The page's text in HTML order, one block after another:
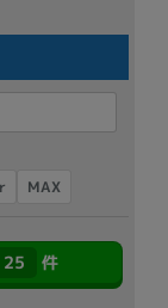
MAX
25 件